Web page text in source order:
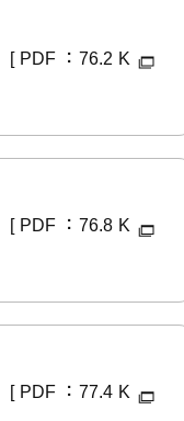
[ PDF ：76.2 K
[ PDF ：76.8 K
[ PDF ：77.4 K